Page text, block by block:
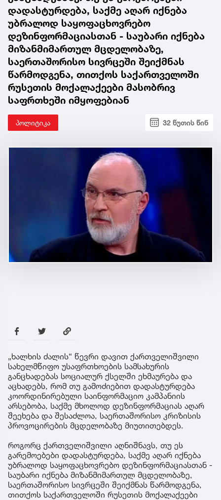
დავით ქართველიშვილი სუს-ის
განცხადებაზე: თუ ეს გარემოებები
დადასტურდება, საქმე აღარ იქნება
უბრალოდ საყოფაცხოვრებო
დეზინფორმაციასთან - საუბარი იქნება
მიზანმიმართულ მცდელობაზე,
საერთაშორისო სივრცეში შეიქმნას
წარმოდგენა, თითქოს საქართველოში
რუსეთის მოქალაქეები მასობრივ
საფრთხეში იმყოფებიან
პოლიტიკა 32 წუთის წინ
„ხალხის ძალის“ წევრი დავით ქართველიშვილი
სახელმწიფო უსაფრთხოების სამსახურის